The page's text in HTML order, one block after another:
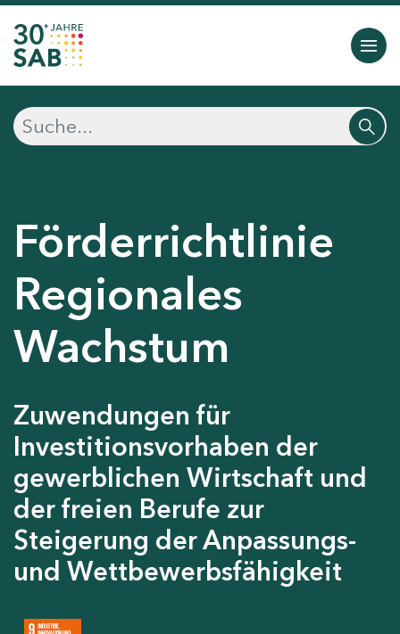
Förderrichtlinie
Regionales
Wachstum
Zuwendungen für
Investitionsvorhaben der
gewerblichen Wirtschaft und
der freien Berufe zur
Steigerung der Anpassungs-
und Wettbewerbsfähigkeit